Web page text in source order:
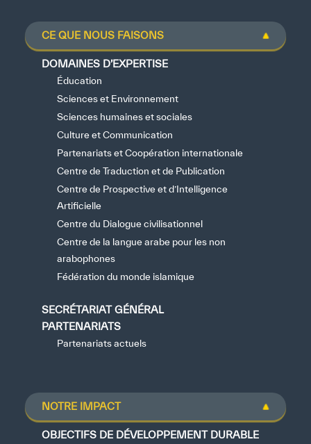
CE QUE NOUS FAISONS
DOMAINES D’EXPERTISE
Éducation
Sciences et Environnement
Sciences humaines et sociales
Culture et Communication
Partenariats et Coopération internationale
Centre de Traduction et de Publication
Centre de Prospective et d’Intelligence
Artificielle
Centre du Dialogue civilisationnel
Centre de la langue arabe pour les non
arabophones
Fédération du monde islamique
SECRÉTARIAT GÉNÉRAL
PARTENARIATS
Partenariats actuels
NOTRE IMPACT
OBJECTIFS DE DÉVELOPPEMENT DURABLE